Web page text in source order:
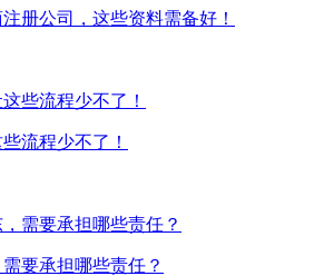
册公司，这些资料需备好！
流程少不了！
要承担哪些责任？